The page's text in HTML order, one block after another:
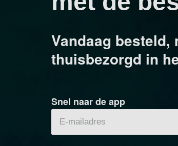
Vandaag besteld,
thuisbezorgd in
Snel naar de app